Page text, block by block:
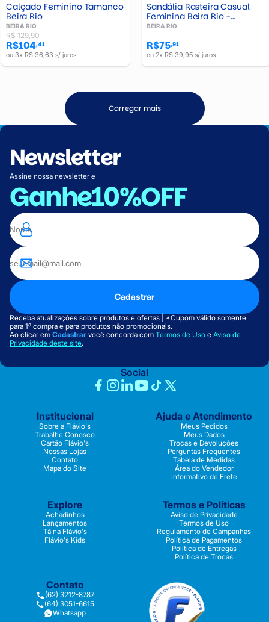
Calçado Feminino Tamanco
Beira Rio
BEIRA RIO
R$ 129,90
R$104,41
ou 3x R$ 36,63 s/ juros
Sandália Rasteira Casual
Feminina Beira Rio -
8224804
BEIRA RIO
R$75,91
ou 2x R$ 39,95 s/ juros
Carregar mais
Newsletter
Assine nossa newsletter e
Ganhe10%OFF
Cadastrar
Receba atualizações sobre produtos e ofertas | *Cupom válido somente
para 1ª compra e para produtos não promocionais.
Ao clicar em Cadastrar você concorda com Termos de Uso e Aviso de
Privacidade deste site.
Social
Institucional
Sobre a Flávio's
Trabalhe Conosco
Cartão Flávio's
Nossas Lojas
Contato
Mapa do Site
Ajuda e Atendimento
Meus Pedidos
Meus Dados
Trocas e Devoluções
Perguntas Frequentes
Tabela de Medidas
Área do Vendedor
Informativo de Frete
Explore
Achadinhos
Lançamentos
Tá na Flávio's
Flávio's Kids
Termos e Políticas
Aviso de Privacidade
Termos de Uso
Regulamento de Campanhas
Política de Pagamentos
Política de Entregas
Política de Trocas
Contato
(62) 3212-8787
(64) 3051-6615
Whatsapp